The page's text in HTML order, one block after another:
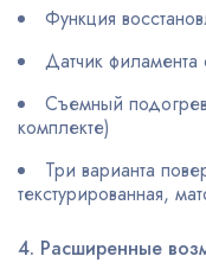
Функция
Датчик
Съемный
комплекте)
Три варианта
текстурированная,
4. Расширенные